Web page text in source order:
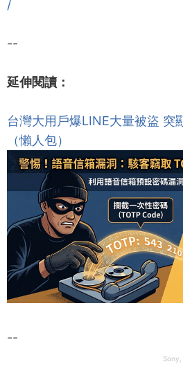
/
--
延伸閱讀：
台灣大用戶爆LINE大量被盜 突
（懶人包）
--